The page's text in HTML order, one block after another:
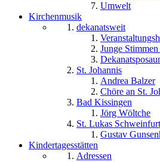
Umwelt
Kirchenmusik
dekanatsweit
Junge
St. Johannis
Andrea Balzer
Chöre an St.
Bad Kissingen
Jörg Wöltche
St. Lukas Schweinfurt
Gustav
Kindertagesstätten
Adressen